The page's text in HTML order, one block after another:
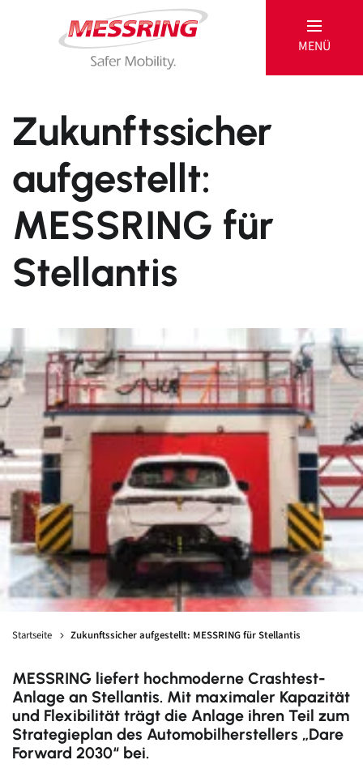
MENÜ
MESSRING
Passive
Produkte
Referenzen
Aktive
Service
Über uns
Partner
News
Karriere
Kontakt
Sales
MESSRING GmbH
Zukunftssicher
aufgestellt:
MESSRING für
Stellantis
Startseite Zukunftssicher aufgestellt: MESSRING für Stellantis
MESSRING liefert hochmoderne Crashtest-
Anlage an Stellantis. Mit maximaler Kapazität
und Flexibilität trägt die Anlage ihren Teil zum
Strategieplan des Automobilherstellers „Dare
Forward 2030“ bei.